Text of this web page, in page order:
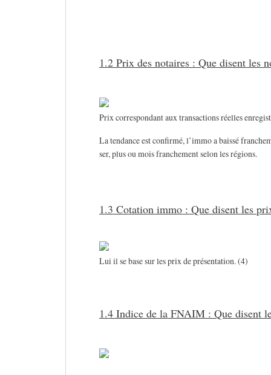
1.2 Prix des notaires : Que disent les
Prix correspondant aux transactions réelles
La tendance est confirmé, l’immo a baissé
ser, plus ou mois franchement selon les régions.
1.3 Cotation immo : Que disent les
Lui il se base sur les prix de présentation. (4)
1.4 Indice de la FNAIM : Que disent